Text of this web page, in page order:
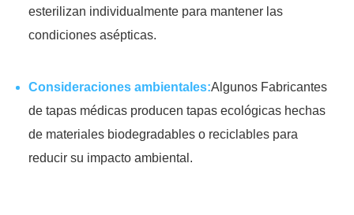
esterilizan individualmente para mantener las
condiciones asépticas.
Consideraciones ambientales:Algunos Fabricantes
de tapas médicas producen tapas ecológicas hechas
de materiales biodegradables o reciclables para
reducir su impacto ambiental.